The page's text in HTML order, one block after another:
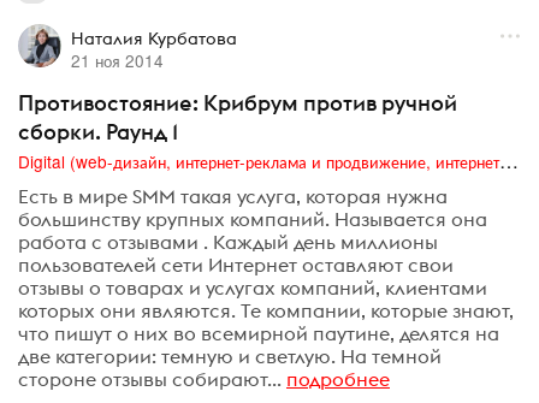
Наталия Курбатова
21 ноя 2014
Противостояние: Крибрум против ручной
сборки. Раунд 1
Digital (web-дизайн, интернет-реклама и продвижение, интернет-сообщества и блоги, интернет-коммуникации, мобильный маркетинг, реклама на цифровых экранах)
Есть в мире SMM такая услуга, которая нужна
большинству крупных компаний. Называется она
работа с отзывами . Каждый день миллионы
пользователей сети Интернет оставляют свои
отзывы о товарах и услугах компаний, клиентами
которых они являются. Те компании, которые знают,
что пишут о них во всемирной паутине, делятся на
две категории: темную и светлую. На темной
стороне отзывы собирают... подробнее